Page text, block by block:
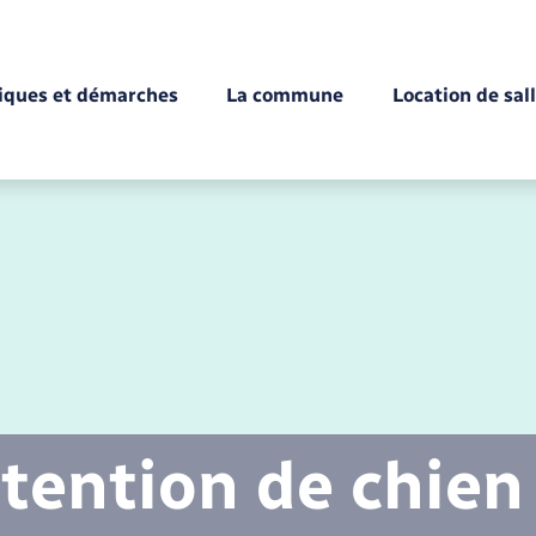
et démarches
Citoyenneté
Mariage – PACS
La commune Location de
de chien